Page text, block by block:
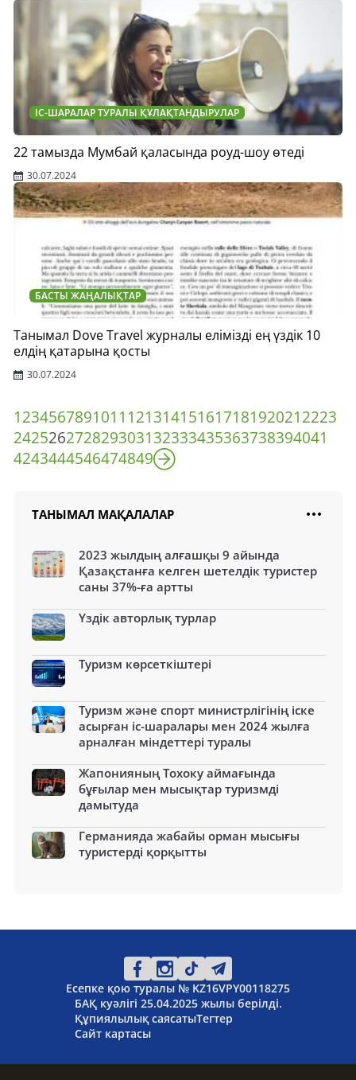
ІС-ШАРАЛАР ТУРАЛЫ ҚҰЛАҚТАНДЫРУЛАР
22 тамызда Мумбай қаласында роуд-шоу өтеді
30.07.2024
БАСТЫ ЖАҢАЛЫҚТАР
Танымал Dove Travel журналы елімізді ең үздік 10
елдің қатарына қосты
30.07.2024
1234567891011 121314151617181920212223
242526272829303132333435363738394041
4243444546474849
ТАНЫМАЛ МАҚАЛАЛАР
2023 жылдың алғашқы 9 айында
Қазақстанға келген шетелдік туристер
саны 37%-ға артты
Үздік авторлық турлар
Туризм көрсеткіштері
Туризм және спорт министрлігінің іске
асырған іс-шаралары мен 2024 жылға
арналған міндеттері туралы
Жапонияның Тохоку аймағында
бұғылар мен мысықтар туризмді
дамытуда
Германияда жабайы орман мысығы
туристерді қорқытты
Есепке қою туралы № KZ16VPY00118275
БАҚ куәлігі 25.04.2025 жылы берілді.
Құпиялылық саясатыТегтер
Сайт картасы